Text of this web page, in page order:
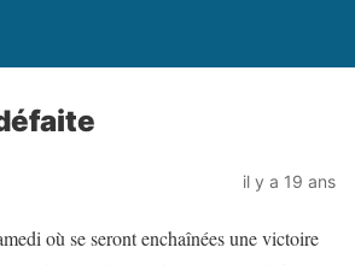
il y a 19 ans
où se seront enchaînées une victoire